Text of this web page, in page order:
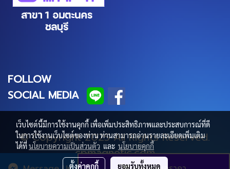
FOLLOW
SOCIAL MEDIA
© Copyright 2025 All Rights Reserved.
cpmagnetic.com
เว็บไซต์นี้มีการใช้งานคุกกี้ เพื่อเพิ่มประสิทธิภาพและประสบการณ์ที่ดี
ในการใช้งานเว็บไซต์ของท่าน ท่านสามารถอ่านรายละเอียดเพิ่มเติม
ได้ที่นโยบายความเป็นส่วนตัว และ นโยบายคุกกี้
ตั้งค่าคุกกี้ ยอมรับทั้งหมด